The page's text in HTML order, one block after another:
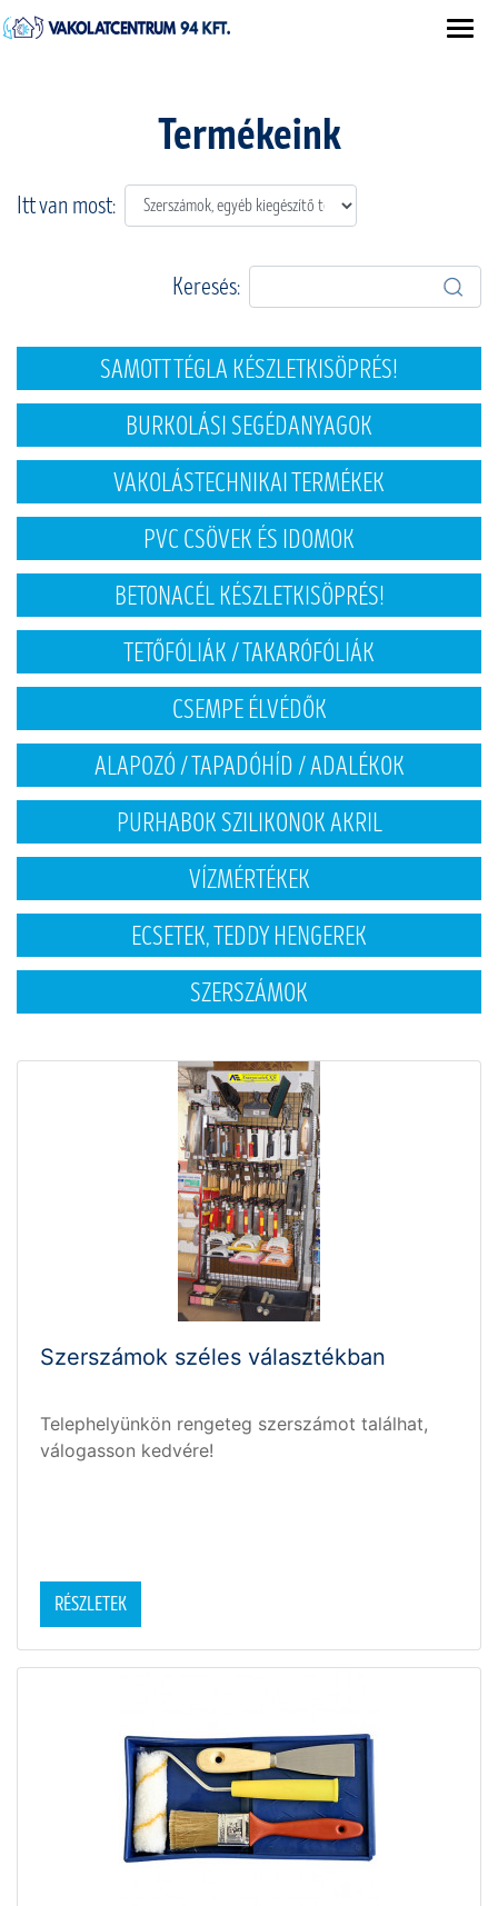
Termékeink
Itt van most:
Keresés:
SAMOTT TÉGLA KÉSZLETKISÖPRÉS!
BURKOLÁSI SEGÉDANYAGOK
VAKOLÁSTECHNIKAI TERMÉKEK
PVC CSÖVEK ÉS IDOMOK
BETONACÉL KÉSZLETKISÖPRÉS!
TETŐFÓLIÁK / TAKARÓFÓLIÁK
CSEMPE ÉLVÉDŐK
ALAPOZÓ / TAPADÓHÍD / ADALÉKOK
PURHABOK SZILIKONOK AKRIL
VÍZMÉRTÉKEK
ECSETEK, TEDDY HENGEREK
SZERSZÁMOK
Szerszámok széles választékban
Telephelyünkön rengeteg szerszámot találhat,
válogasson kedvére!
RÉSZLETEK